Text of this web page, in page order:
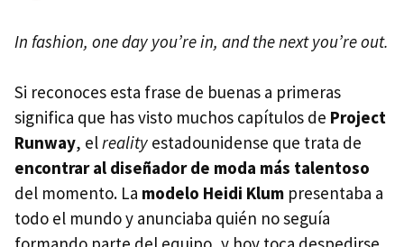
In fashion, one day you’re in, and the next you’re out.
Si reconoces esta frase de buenas a primeras
significa que has visto muchos capítulos de Project
Runway, elreality estadounidense que trata de
encontrar al diseñador de moda más talentoso
del momento. La modelo Heidi Klum presentaba a
todo el mundo y anunciaba quién no seguía